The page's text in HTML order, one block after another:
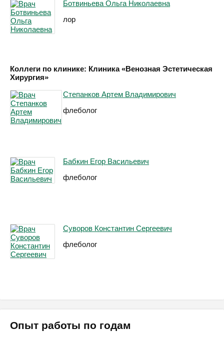
Ботвиньева Ольга Николаевна
лор
Коллеги по клинике: Клиника «Венозная Эстетическая
Хирургия»
Степанков Артем Владимирович
флеболог
Бабкин Егор Васильевич
флеболог
Суворов Константин Сергеевич
флеболог
Опыт работы по годам